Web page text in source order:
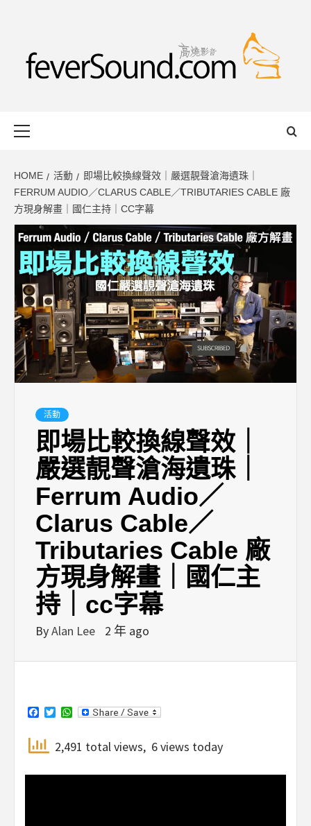
HOME 活動
即場比較換線聲效｜嚴選靚聲滄海遺珠｜
FERRUM AUDIO／CLARUS CABLE／TRIBUTARIES CABLE 廠
方現身解畫｜國仁主持｜CC字幕
活動
即場比較換線聲效｜
嚴選靚聲滄海遺珠｜
Ferrum Audio／
Clarus Cable／
Tributaries Cable 廠
方現身解畫｜國仁主
持｜cc字幕
ByAlan Lee 2 年 ago
Facebook
TwitterWhatsApp
2,491 total views, 6 views today